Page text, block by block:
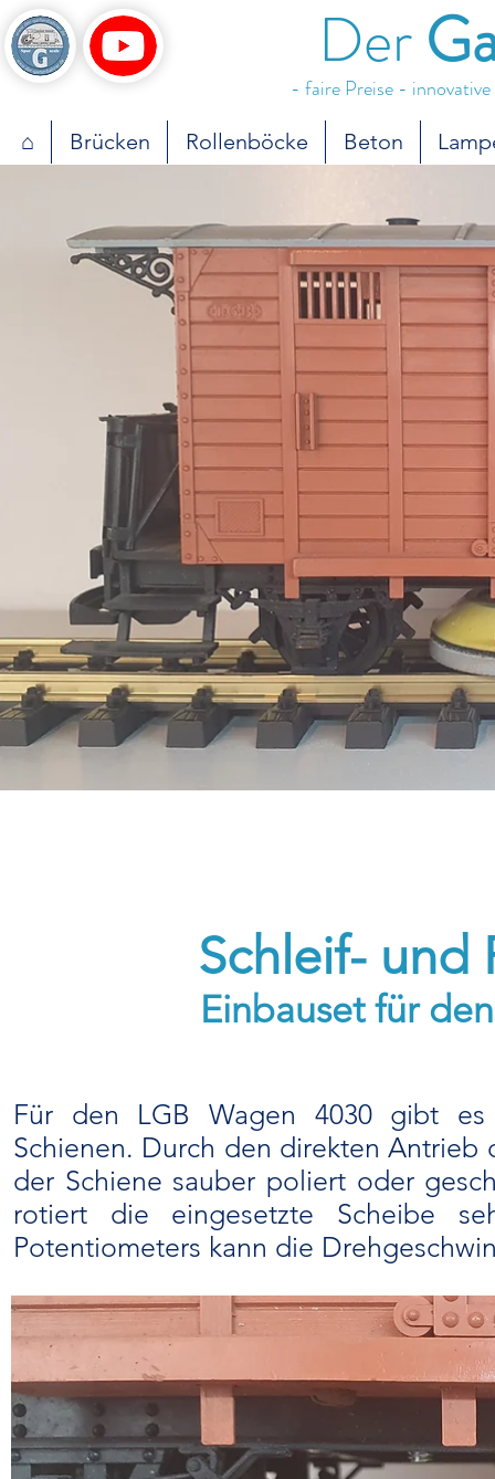
Der
- faire Preise -
⌂ Brücken Rollenböcke Beton
Schleif- und
Einbauset für
Für den LGB Wagen 4030 gibt es
Schienen. Durch den direkten
der Schiene sauber poliert oder
rotiert die eingesetzte Scheibe
Potentiometers kann die